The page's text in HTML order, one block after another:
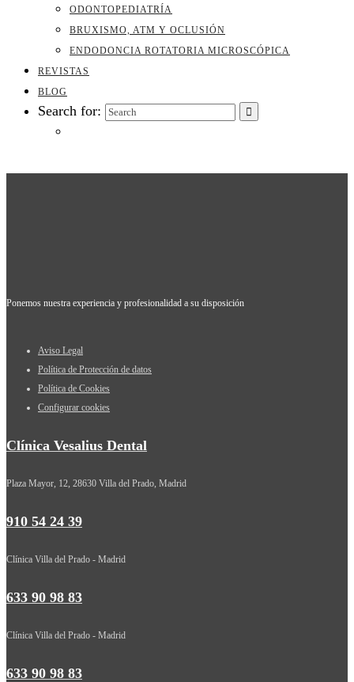
ODONTOPEDIATRÍA
BRUXISMO, ATM Y OCLUSIÓN
ENDODONCIA ROTATORIA MICROSCÓPICA
REVISTAS
BLOG
Search for:
Ponemos nuestra experiencia y profesionalidad a su disposición
Aviso Legal
Política de Protección de datos
Política de Cookies
Configurar cookies
Clínica Vesalius Dental
Plaza Mayor, 12, 28630 Villa del Prado, Madrid
910 54 24 39
Clínica Villa del Prado - Madrid
633 90 98 83
Clínica Villa del Prado - Madrid
633 90 98 83